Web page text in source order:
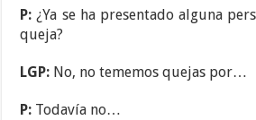
P: ¿Ya se ha presentado alguna
queja?
LGP: No, no tememos quejas por…
P: Todavía no…